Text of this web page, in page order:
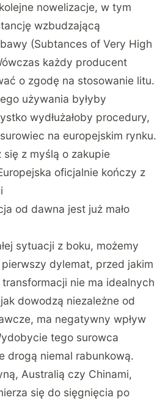
nowelizacje, w tym
wzbudzającą
(Subtances of Very High
każdy producent
o zgodę na stosowanie litu.
używania byłyby
wydłużałoby procedury,
na europejskim rynku.
się z myślą o zakupie
oficjalnie kończy z
od dawna jest już mało
sytuacji z boku, możemy
dylemat, przed jakim
nie ma idealnych
dowodzą niezależne od
ma negatywny wpływ
tego surowca
drogą niemal rabunkową.
Australią czy Chinami,
się do sięgnięcia po